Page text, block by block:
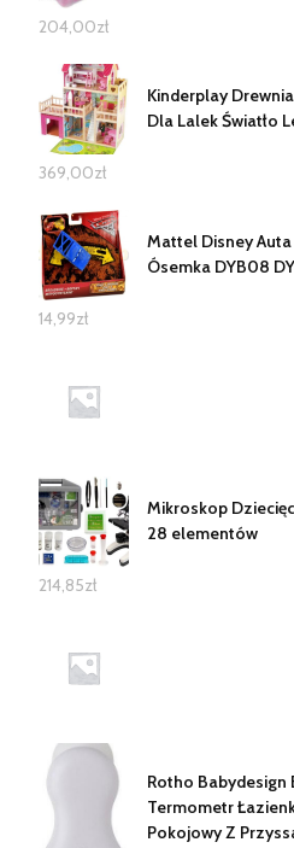
204,00zł
Kinderplay
Dla Lalek Światło
369,00zł
Mattel Disney
Ósemka DYB08
14,99zł
Mikroskop
28 elementów
214,85zł
Rotho Babydesign
Termometr
Pokojowy Z